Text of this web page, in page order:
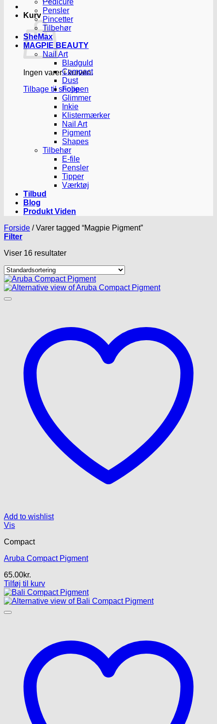
Kurv
Ingen varer i kurven.
Tilbage til shoppen
Pedicure
Pensler
Pincetter
Tilbehør
SheMax
MAGPIE BEAUTY
Nail Art
Bladguld
Compact
Dust
Folie
Glimmer
Inkie
Klistermærker
Nail Art
Pigment
Shapes
Tilbehør
E-file
Pensler
Tipper
Værktøj
Tilbud
Blog
Produkt Viden
Forside /Varer tagged “Magpie Pigment”
Filter
Viser 16 resultater
Add to wishlist
Vis
Compact
Aruba Compact Pigment
65.00kr.
Tilføj til kurv